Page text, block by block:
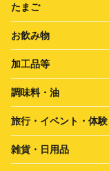
たまご
お飲み物
加工品等
調味料・油
旅行・イベント・体験
雑貨・日用品